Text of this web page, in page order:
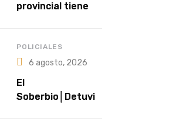
provincial tiene a
prioritaria”
POLICIALES
6 agosto, 2026
El
Soberbio│Detuvie